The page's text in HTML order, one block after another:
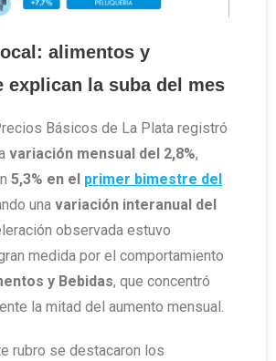
alimentos y
explican la suba del mes
Básicos de La Plata registró
variación mensual del 2,8%,
5,3% en el primer bimestre del
una variación interanual del
observada estuvo
medida por el comportamiento
y Bebidas, que concentró
la mitad del aumento mensual.
rubro se destacaron los